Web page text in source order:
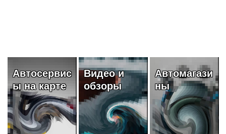
Видео и
обзоры
Автомагази
ны
Авто
будущее